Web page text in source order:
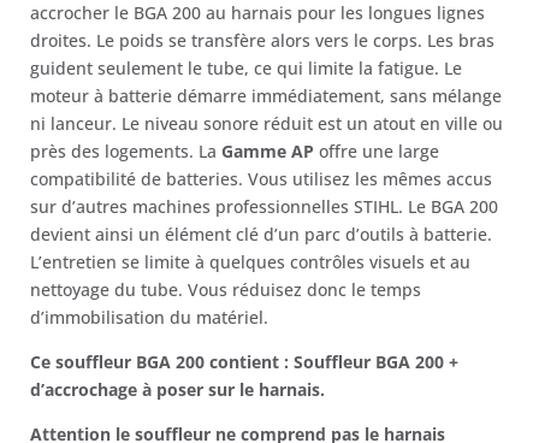
accrocher le BGA 200 au harnais pour les longues lignes
droites. Le poids se transfère alors vers le corps. Les bras
guident seulement le tube, ce qui limite la fatigue. Le
moteur à batterie démarre immédiatement, sans mélange
ni lanceur. Le niveau sonore réduit est un atout en ville ou
près des logements. La Gamme AP offre une large
compatibilité de batteries. Vous utilisez les mêmes accus
sur d’autres machines professionnelles STIHL. Le BGA 200
devient ainsi un élément clé d’un parc d’outils à batterie.
L’entretien se limite à quelques contrôles visuels et au
nettoyage du tube. Vous réduisez donc le temps
d’immobilisation du matériel.
Ce souffleur BGA 200 contient : Souffleur BGA 200 +
d’accrochage à poser sur le harnais.
Attention le souffleur ne comprend pas le harnais